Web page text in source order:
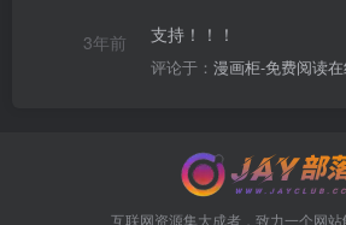
3年前 支持！！！
评论于： 漫画柜-免费阅读
互联网资源集大成者，致力一个网